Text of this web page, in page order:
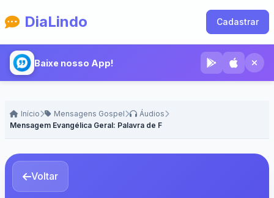
DiaLindo Cadastrar
Baixe nosso App!
Início Mensagens Gospel
Áudios
Mensagem Evangélica Geral: Palavra de Fé e Esperança
Voltar